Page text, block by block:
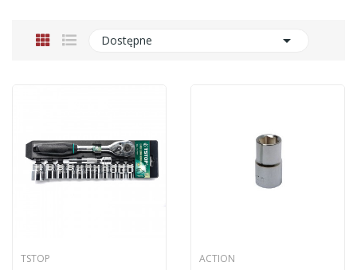
Dostępne 
TSTOP ACTION